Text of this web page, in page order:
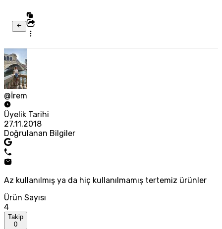
@İrem
Üyelik Tarihi
27.11.2018
Doğrulanan Bilgiler
Az kullanılmış ya da hiç kullanılmamış tertemiz ürünler
Ürün Sayısı
4
Takip
0